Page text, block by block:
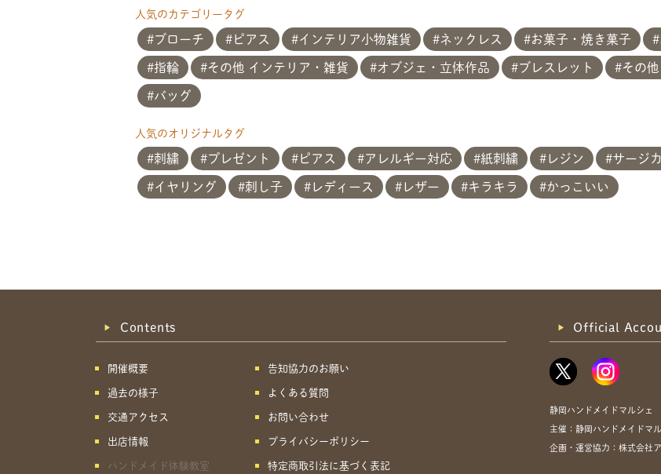
人気のカテゴリータグ
ブローチ ピアス インテリア小物雑貨 ネックレス お菓子・焼き菓子
指輪 その他 インテリア・雑貨 オブジェ・立体作品 ブレスレット その
バッグ
人気のオリジナルタグ
刺繍 プレゼント ピアス アレルギー対応 紙刺繍 レジン サージ
イヤリング 刺し子 レディース レザー キラキラ かっこいい
Contents
開催概要
過去の様子
交通アクセス
出店情報
ハンドメイド体験教室
告知協力のお願い
よくある質問
お問い合わせ
プライバシーポリシー
特定商取引法に基づく表記
Official
静岡ハンドメイドマルシェ
主催：静岡ハンドメイドマ
企画・運営協力：株式会社